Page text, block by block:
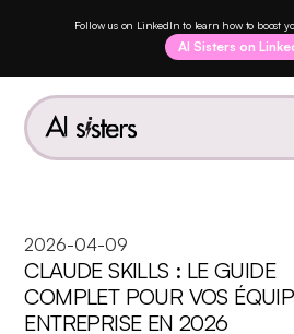
Follow us on LinkedIn to learn how to boost
AI Sisters on
2026-04-09
CLAUDE SKILLS : LE GUIDE
COMPLET POUR VOS
ENTREPRISE EN 2026